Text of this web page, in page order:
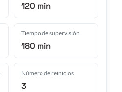
120 min
Tiempo de supervisión
180 min
Número de reinicios
3